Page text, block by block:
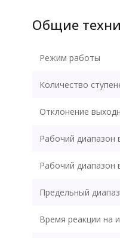
Общие
Режим работы
Количество
Отклонение
Рабочий диапазон
Рабочий диапазон
Предельный
Время реакции на